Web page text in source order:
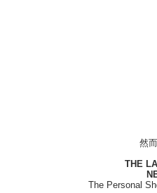
然
THE
The Personal